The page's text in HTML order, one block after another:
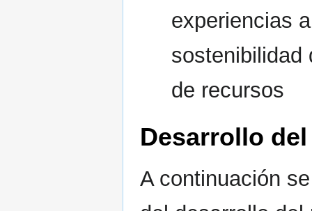
experiencias
sostenibilidad
de recursos
Desarrollo
A continuación